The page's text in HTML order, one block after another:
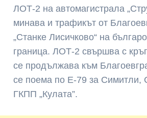
ЛОТ-2 на автомагистрала
минава и трафикът от
„Станке Лисичково“ на
граница. ЛОТ-2 свършва с
се продължава към
се поема по Е-79 за Симитли,
ГКПП „Кулата”.